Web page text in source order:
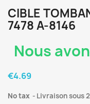
CIBLE
7478 A-8146
Nous
€4.69
No tax Livraison sous